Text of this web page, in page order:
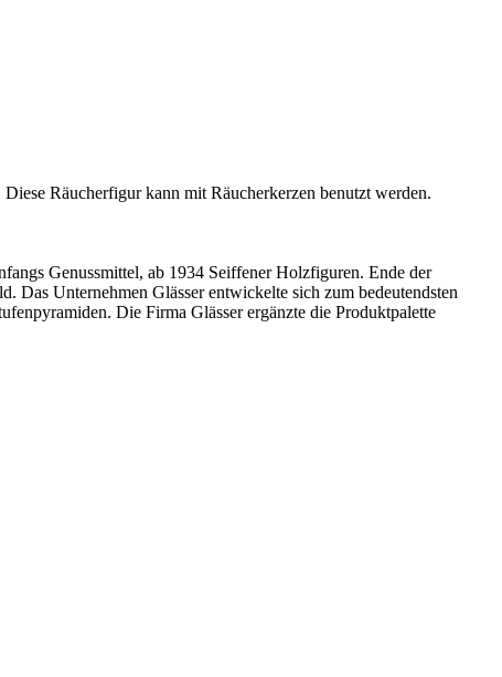
Räucherfigur kann mit Räucherkerzen benutzt werden.
Genussmittel, ab 1934 Seiffener Holzfiguren. Ende der
Das Unternehmen Glässer entwickelte sich zum bedeutendsten
Die Firma Glässer ergänzte die Produktpalette